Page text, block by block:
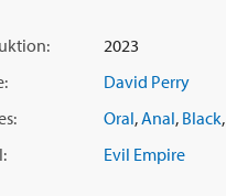
2023
David Perry
Oral,Anal, Black,
Evil Empire